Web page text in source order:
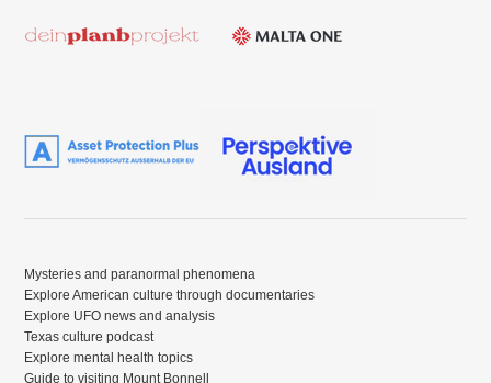
Mysteries and paranormal phenomena
Explore American culture through documentaries
Explore UFO news and analysis
Texas culture podcast
Explore mental health topics
Guide to visiting Mount Bonnell